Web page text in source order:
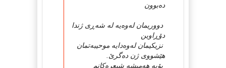
دەبوون
دووریمان لەوەیە لە شەڕی ژندا
دۆڕاوین
نزیكیمان لەوەدایە موحیبەتمان
هێشووی ژن دەگرێ.
بۆیە هەمیشە شیعرەكانم